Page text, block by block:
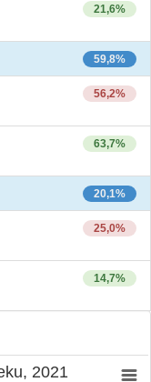
21,6%
59,8%
56,2%
63,7%
20,1%
25,0%
14,7%
2021